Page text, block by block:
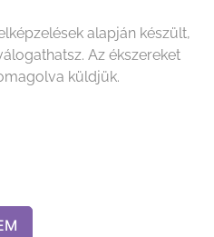
alapján készült,
Az ékszereket
küldjük.